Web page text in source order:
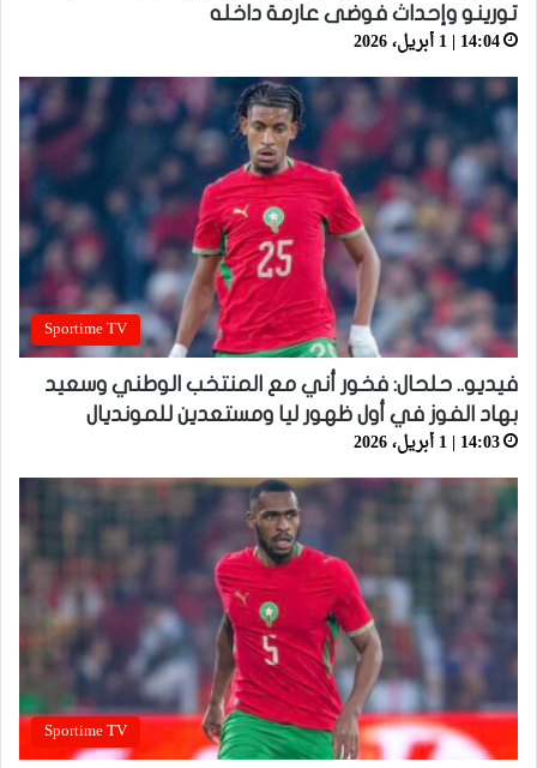
تورينو وإحداث فوضى عارمة داخله
14:04 | 1 أبريل، 2026
Sportime TV
فيديو.. حلحال: فخور أني مع المنتخب الوطني وسعيد
بهاد الفوز في أول ظهور ليا ومستعدين للمونديال
14:03 | 1 أبريل، 2026
Sportime TV